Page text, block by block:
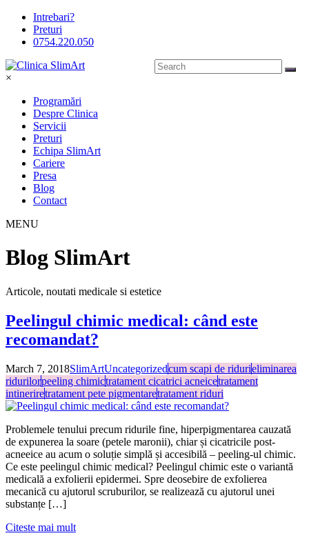
Intrebari?
Preturi
0754.220.050
×
Programări
Despre Clinica
Servicii
Preturi
Echipa SlimArt
Cariere
Presa
Blog
Contact
MENU
Blog SlimArt
Articole, noutati medicale si estetice
Peelingul chimic medical: când este
recomandat?
March 7, 2018SlimArtUncategorizedcum scapi de ridurieliminarea
ridurilorpeeling chimictratament cicatrici acneicetratament
intineriretratament pete pigmentaretratament riduri
Problemele tenului precum ridurile fine, hiperpigmentarea cauzată
de expunerea la soare (petele maronii), chiar și cicatricile post-
acneeice au acum o soluție simplă și accesibilă – peeling-ul chimic.
Ce este peelingul chimic medical? Peelingul chimic este o variantă
medicală a exfolierii epidermei. Spre deosebire de exfolierea
mecanică cu ajutorul scruburilor, se realizează cu ajutorul unei
substanțe […]
Citeste mai mult